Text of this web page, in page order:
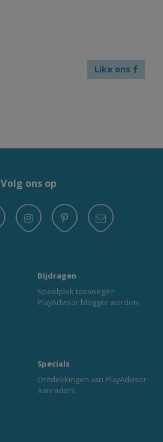
Like ons
Volg ons op
Bijdragen
Speelplek toevoegen
PlayAdvisor blogger worden
Specials
Ontdekkingen van PlayAdvisor
Aanraders